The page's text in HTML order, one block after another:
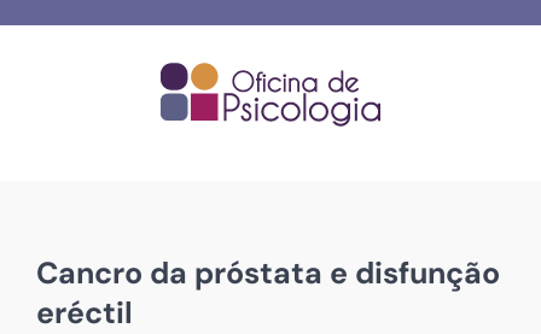
Cancro da próstata e disfunção
eréctil